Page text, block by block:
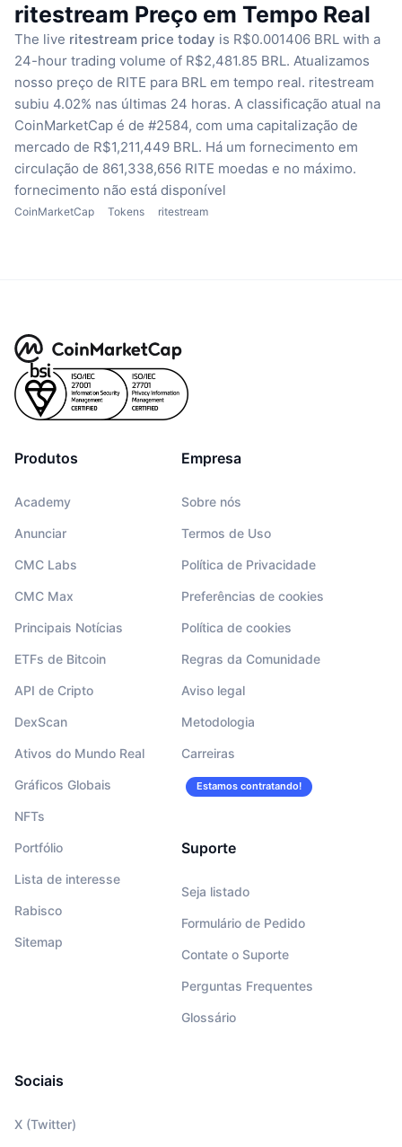
ritestream Preço em Tempo Real
The live ritestream price today is R$0.001406 BRL with a
24-hour trading volume of R$2,481.85 BRL. Atualizamos
nosso preço de RITE para BRL em tempo real. ritestream
subiu 4.02% nas últimas 24 horas. A classificação atual na
CoinMarketCap é de #2584, com uma capitalização de
mercado de R$1,211,449 BRL. Há um fornecimento em
circulação de 861,338,656 RITE moedas e no máximo.
fornecimento não está disponível
CoinMarketCap Tokens ritestream
Produtos
Academy
Anunciar
CMC Labs
CMC Max
Principais Notícias
ETFs de Bitcoin
API de Cripto
DexScan
Ativos do Mundo Real
Gráficos Globais
NFTs
Portfólio
Lista de interesse
Rabisco
Sitemap
Empresa
Sobre nós
Termos de Uso
Política de Privacidade
Preferências de cookies
Política de cookies
Regras da Comunidade
Aviso legal
Metodologia
Carreiras
Estamos contratando!
Suporte
Seja listado
Formulário de Pedido
Contate o Suporte
Perguntas Frequentes
Glossário
Sociais
X (Twitter)